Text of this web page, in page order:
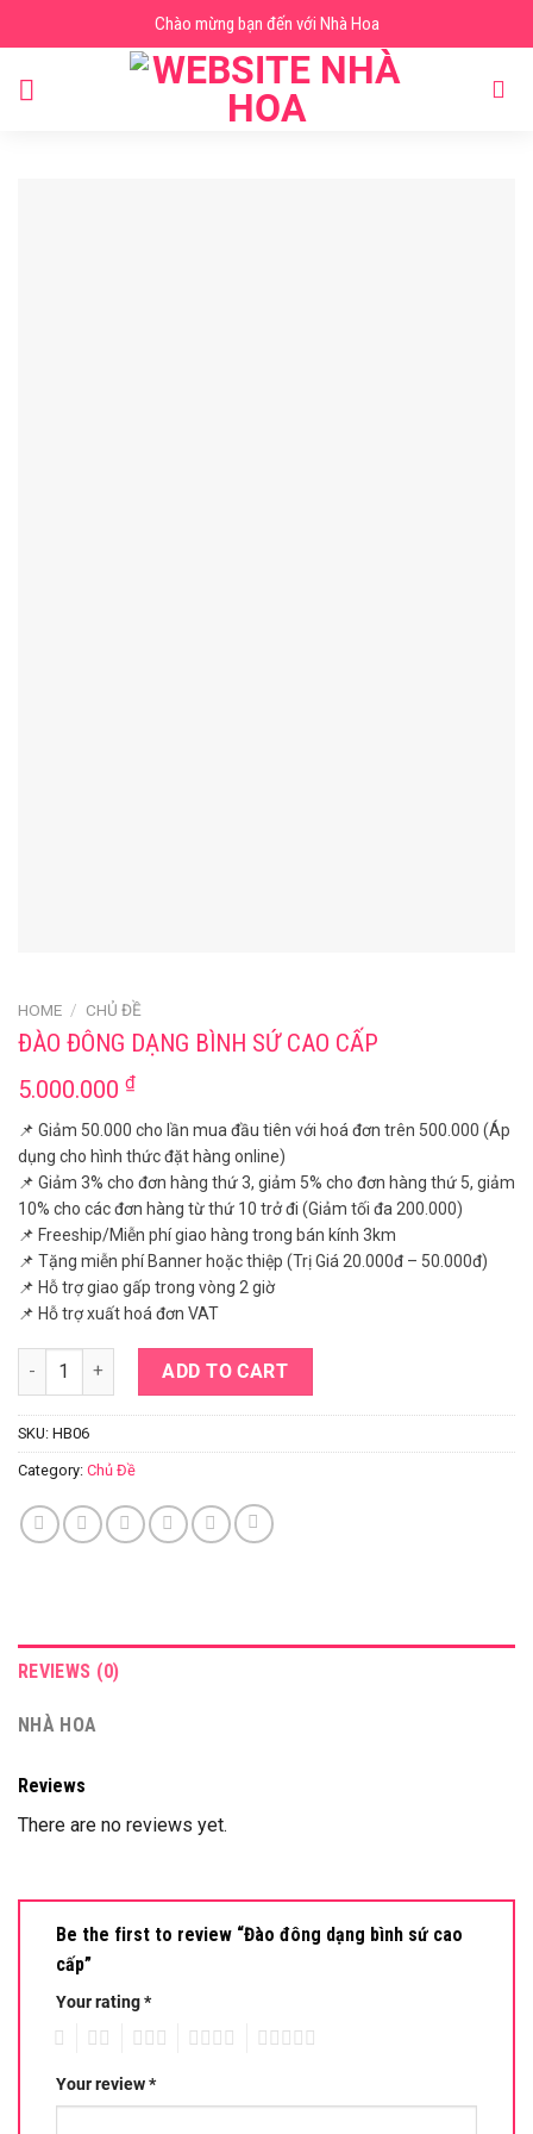
to
content
Chào mừng bạn đến với Nhà Hoa
HOME / CHỦ ĐỀ
ĐÀO ĐÔNG DẠNG BÌNH SỨ CAO CẤP
5.000.000 ₫
📌 Giảm 50.000 cho lần mua đầu tiên với hoá đơn trên 500.000 (Áp
dụng cho hình thức đặt hàng online)
📌 Giảm 3% cho đơn hàng thứ 3, giảm 5% cho đơn hàng thứ 5, giảm
10% cho các đơn hàng từ thứ 10 trở đi (Giảm tối đa 200.000)
📌 Freeship/Miễn phí giao hàng trong bán kính 3km
📌 Tặng miễn phí Banner hoặc thiệp (Trị Giá 20.000đ – 50.000đ)
📌 Hỗ trợ giao gấp trong vòng 2 giờ
📌 Hỗ trợ xuất hoá đơn VAT
Đào đông dạng bình sứ cao cấp quantity
ADD TO CART
SKU: HB06
Category: Chủ Đề
REVIEWS (0)
NHÀ HOA
Reviews
There are no reviews yet.
Be the first to review “Đào đông dạng bình sứ cao
cấp”
Your rating*
Your review*